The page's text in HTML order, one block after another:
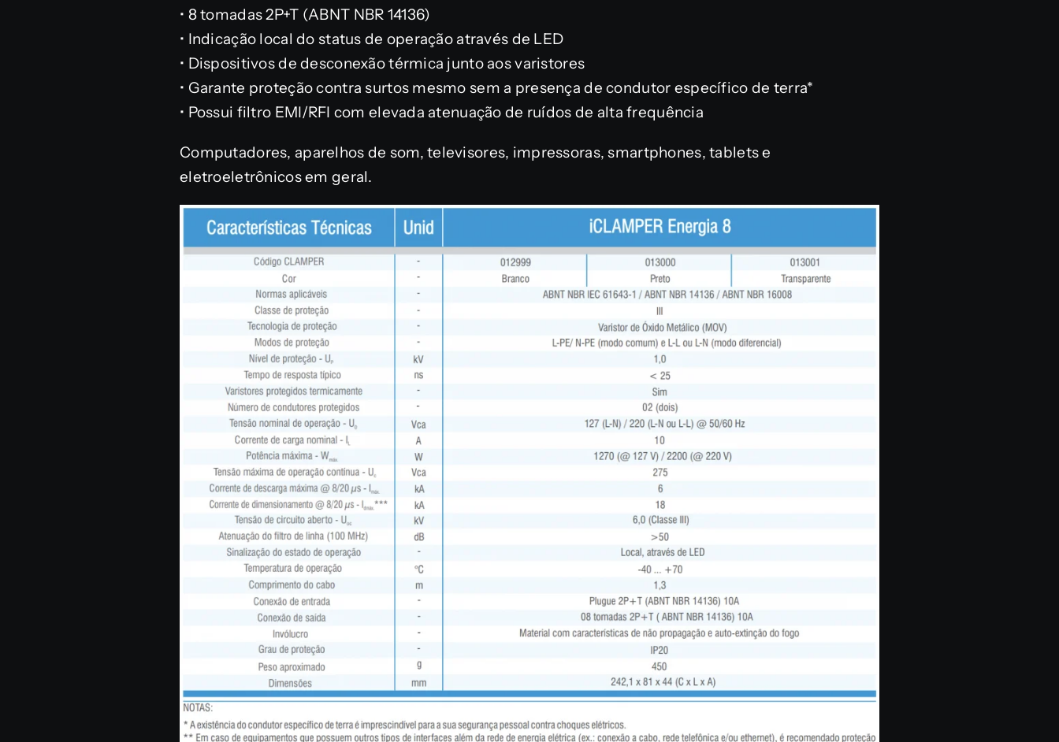
• 8 tomadas 2P+T (ABNT NBR 14136)
• Indicação local do status de operação através de LED
• Dispositivos de desconexão térmica junto aos varistores
• Garante proteção contra surtos mesmo sem a presença de condutor específico de terra*
• Possui filtro EMI/RFI com elevada atenuação de ruídos de alta frequência
Computadores, aparelhos de som, televisores, impressoras, smartphones, tablets e
eletroeletrônicos em geral.